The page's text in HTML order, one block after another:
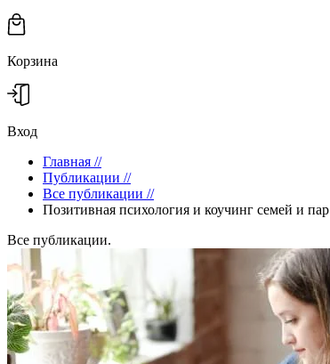
Корзина
Вход
Главная //
Публикации //
Все публикации //
Позитивная психология и коучинг семей и
Все публикации.